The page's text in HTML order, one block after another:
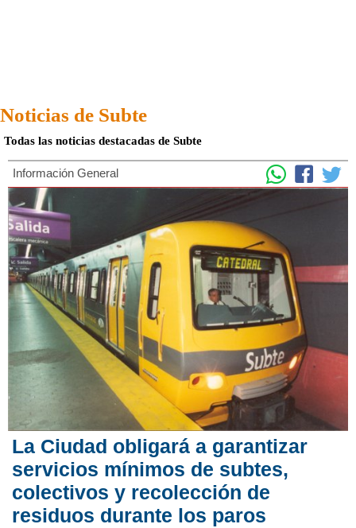
Noticias de Subte
Todas las noticias destacadas de Subte
Información General
La Ciudad obligará a garantizar
servicios mínimos de subtes,
colectivos y recolección de
residuos durante los paros